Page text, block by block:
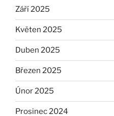
Září 2025
Květen 2025
Duben 2025
Březen 2025
Únor 2025
Prosinec 2024